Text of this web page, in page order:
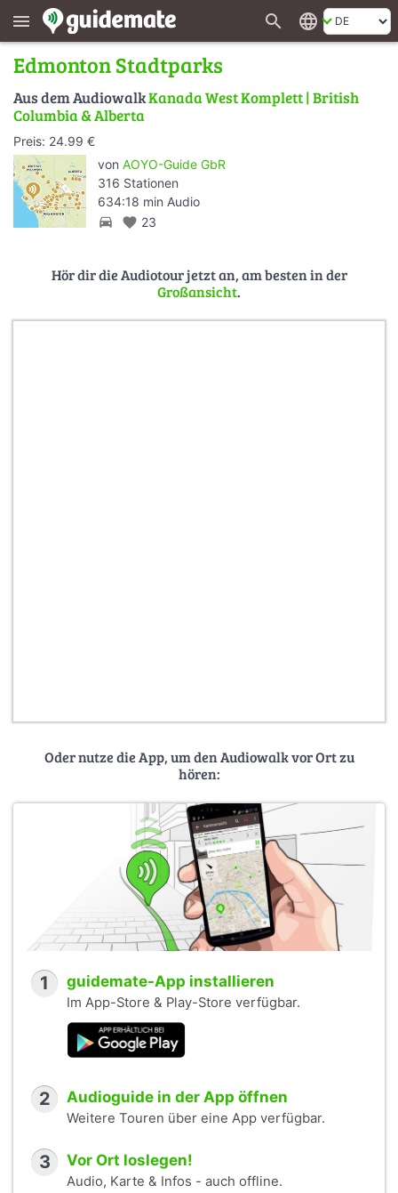
menu search language
Edmonton Stadtparks
Aus dem AudiowalkKanada West Komplett | British
Columbia & Alberta
Preis: 24.99 €
von AOYO-Guide GbR
316 Stationen
634:18 min Audio
directions_car favorite 23
Hör dir die Audiotour jetzt an, am besten in der
Großansicht.
Oder nutze die App, um den Audiowalk vor Ort zu
hören:
1 guidemate-App installieren
Im App-Store & Play-Store verfügbar.
2 Audioguide in der App öffnen
Weitere Touren über eine App verfügbar.
3 Vor Ort loslegen!
Audio, Karte & Infos - auch offline.